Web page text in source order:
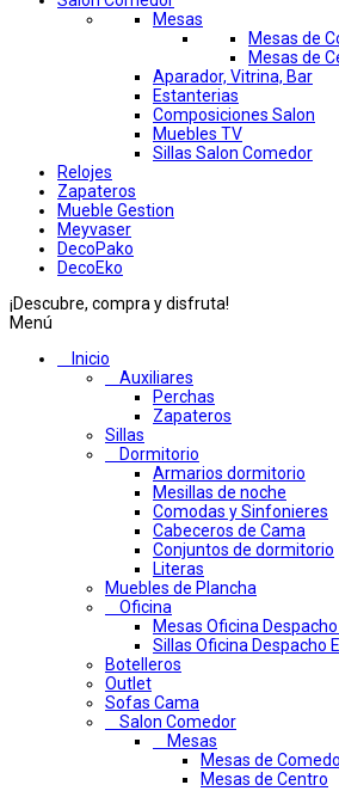
Mesas
Mesas de
Mesas de
Aparador, Vitrina, Bar
Estanterias
Composiciones Salon
Muebles TV
Sillas Salon Comedor
Relojes
Zapateros
Mueble Gestion
Meyvaser
DecoPako
DecoEko
¡Descubre, compra y disfruta!
Menú
Inicio
Auxiliares
Perchas
Zapateros
Sillas
Dormitorio
Armarios dormitorio
Mesillas de noche
Comodas y Sinfonieres
Cabeceros de Cama
Conjuntos de dormitorio
Literas
Muebles de Plancha
Oficina
Mesas Oficina
Sillas Oficina Despacho
Botelleros
Outlet
Sofas Cama
Salon Comedor
Mesas
Mesas de
Mesas de Centro